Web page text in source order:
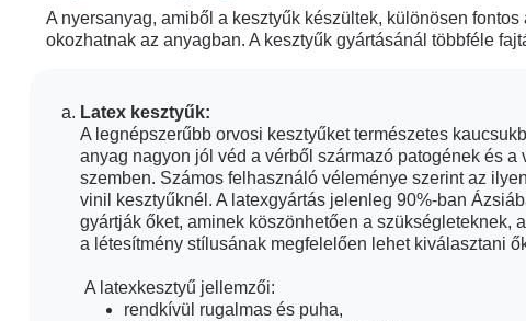
Járványügyi okokból minden olyan kezelés során,
Gondoskodjon saját, a
A kesztyű felvétele
A nyersanyag, amiből a kesztyűk készültek, különösen
okozhatnak az anyagban. A kesztyűk gyártásánál többféle
Latex kesztyűk:
A legnépszerűbb orvosi kesztyűket természetes
anyag nagyon jól véd a vérből származó patogének és a
szemben. Számos felhasználó véleménye szerint az
vinil kesztyűknél. A latexgyártás jelenleg 90%-ban
gyártják őket, aminek köszönhetően a szükségleteknek,
a létesítmény stílusának megfelelően lehet kiválasztani
A latexkesztyű jellemzői:
rendkívül rugalmas és puha,